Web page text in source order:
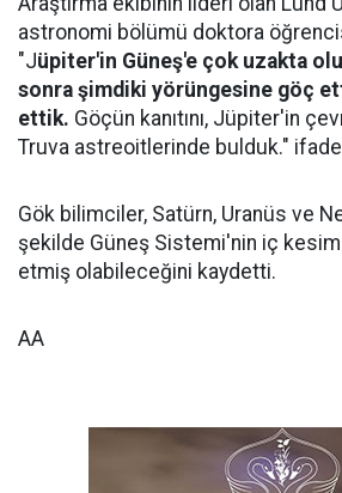
astronomi bölümü doktora
"Jüpiter'in Güneş'e çok uzakta
sonra şimdiki yörüngesine göç
ettik. Göçün kanıtını, Jüpiter'in
Truva astreoitlerinde bulduk."
Gök bilimciler, Satürn, Uranüs ve
şekilde Güneş Sistemi'nin iç
etmiş olabileceğini kaydetti.
AA